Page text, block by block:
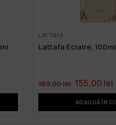
LATTAFA
Lattafa Eclaire, 100ml
189,00lei 155,00 lei
ADAUGĂ ÎN